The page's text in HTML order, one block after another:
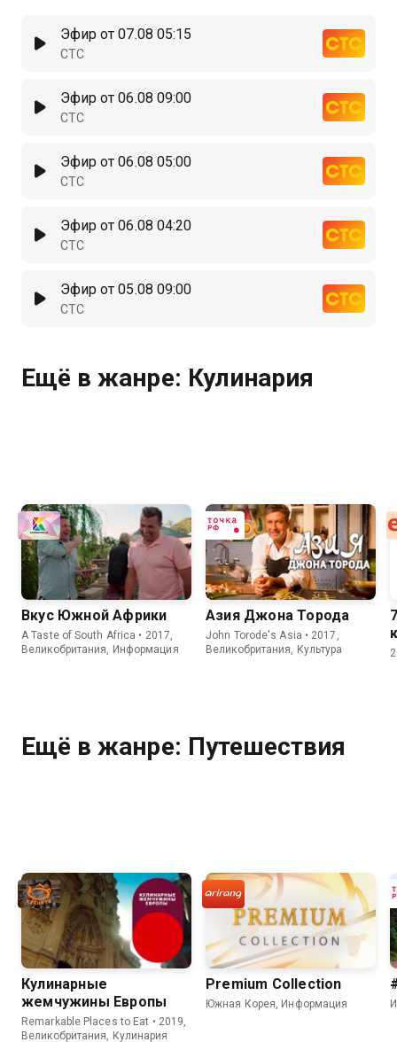
Эфир от 07.08 05:15
СТС
Эфир от 06.08 09:00
СТС
Эфир от 06.08 05:00
СТС
Эфир от 06.08 04:20
СТС
Эфир от 05.08 09:00
СТС
Ещё в жанре: Кулинария
Вкус Южной Африки
A Taste of South Africa • 2017,
Великобритания, Информация
Азия Джона Торода
John Torode's Asia • 2017,
Великобритания, Культура
Ещё в жанре: Путешествия
Кулинарные
жемчужины Европы
Remarkable Places to Eat • 2019,
Великобритания, Кулинария
Premium Collection
Южная Корея, Информация